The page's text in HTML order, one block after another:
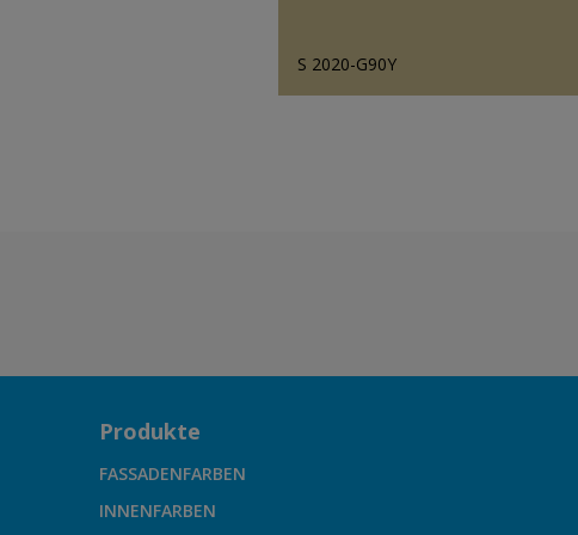
S 2020-G90Y
Produkte
FASSADENFARBEN
INNENFARBEN